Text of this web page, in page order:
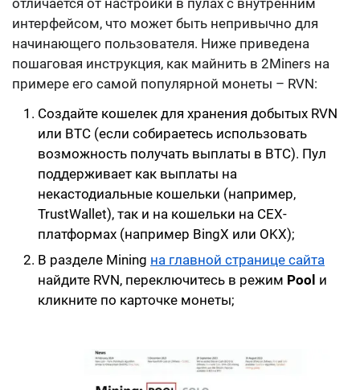
интерфейсом, что может быть непривычно для
начинающего пользователя. Ниже приведена
пошаговая инструкция, как майнить в 2Miners на
примере его самой популярной монеты – RVN:
Создайте кошелек для хранения добытых RVN
или BTC (если собираетесь использовать
возможность получать выплаты в BTC). Пул
поддерживает как выплаты на
некастодиальные кошельки (например,
TrustWallet), так и на кошельки на CEX-
платформах (например BingX или OKX);
В разделе Mining на главной странице сайта
найдите RVN, переключитесь в режим Pool и
кликните по карточке монеты;